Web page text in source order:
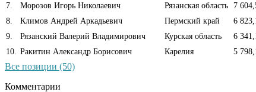
7
Морозов Игорь Николаевич Рязанская область 7
8
Климов Андрей Аркадьевич Пермский край 6
9
Рязанский Валерий Владимирович Курская область 6
10
Ракитин Александр Борисович Карелия 5
Все позиции (50)
Комментарии